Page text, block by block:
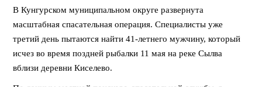
В Кунгурском муниципальном округе развернута
масштабная спасательная операция. Специалисты уже
третий день пытаются найти 41-летнего мужчину, который
исчез во время поздней рыбалки 11 мая на реке Сылва
вблизи деревни Киселево.